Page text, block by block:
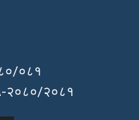
०८१
२०८०/२०८१